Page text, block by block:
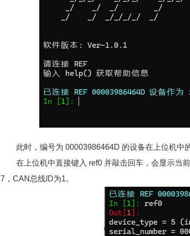
此时，编号为 00003986464D 的设备在上位机中
在上位机中直接键入 ref0 并敲击回车，会显示当
7，CAN总线ID为1。